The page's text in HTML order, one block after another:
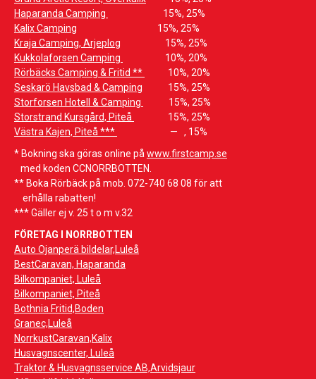
Haparanda Camping
1 5%, 25%
Kalix Camping 1 5%, 25%
Kraja Camping, Arjeplog 15%, 25%
Kukkolaforsen Camping
10%, 20%
Rörbäcks Camping & Fritid **
10%, 20%
Seskarö Havsbad & Camping 1 5%, 25%
Storforsen Hotell & Camping
1 5%, 25%
Storstrand Kursgård, Piteå
1 5%, 25%
Västra Kajen, Piteå ***
— , 15%
* Bokning ska göras online på www.firstcamp.se
med koden CCNORRBOTTEN.
** Boka Rörbäck på mob. 072-740 68 08 för att
erhålla rabatten!
*** Gäller ej v. 25 t o m v.32
FÖRETAG I NORRBOTTEN
Auto Ojanperä bildelar,Luleå
BestCaravan, Haparanda
Bilkompaniet, Luleå
Bilkompaniet, Piteå
Bothnia Fritid,Boden
Granec,Luleå
NorrkustCaravan,Kalix
Husvagnscenter, Luleå
Traktor & Husvagnsservice AB,Arvidsjaur